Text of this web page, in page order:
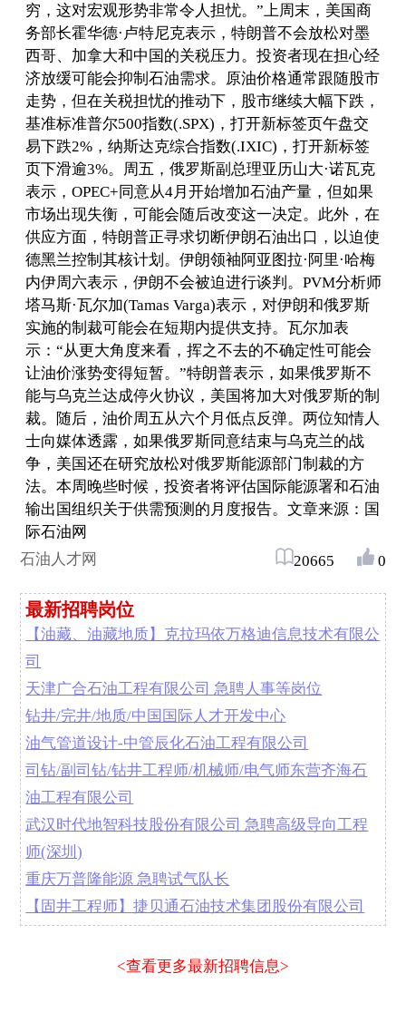
穷，这对宏观形势非常令人担忧。”上周末，美国商
务部长霍华德·卢特尼克表示，特朗普不会放松对墨
西哥、加拿大和中国的关税压力。投资者现在担心经
济放缓可能会抑制石油需求。原油价格通常跟随股市
走势，但在关税担忧的推动下，股市继续大幅下跌，
基准标准普尔500指数(.SPX)，打开新标签页午盘交
易下跌2%，纳斯达克综合指数(.IXIC)，打开新标签
页下滑逾3%。周五，俄罗斯副总理亚历山大·诺瓦克
表示，OPEC+同意从4月开始增加石油产量，但如果
市场出现失衡，可能会随后改变这一决定。此外，在
供应方面，特朗普正寻求切断伊朗石油出口，以迫使
德黑兰控制其核计划。伊朗领袖阿亚图拉·阿里·哈梅
内伊周六表示，伊朗不会被迫进行谈判。PVM分析师
塔马斯·瓦尔加(Tamas Varga)表示，对伊朗和俄罗斯
实施的制裁可能会在短期内提供支持。瓦尔加表
示：“从更大角度来看，挥之不去的不确定性可能会
让油价涨势变得短暂。”特朗普表示，如果俄罗斯不
能与乌克兰达成停火协议，美国将加大对俄罗斯的制
裁。随后，油价周五从六个月低点反弹。两位知情人
士向媒体透露，如果俄罗斯同意结束与乌克兰的战
争，美国还在研究放松对俄罗斯能源部门制裁的方
法。本周晚些时候，投资者将评估国际能源署和石油
输出国组织关于供需预测的月度报告。文章来源：国
际石油网
石油人才网
20665 0
最新招聘岗位
【油藏、油藏地质】克拉玛依万格迪信息技术有限公
司
天津广合石油工程有限公司 急聘人事等岗位
钻井/完井/地质/中国国际人才开发中心
油气管道设计-中管辰化石油工程有限公司
司钻/副司钻/钻井工程师/机械师/电气师东营齐海石
油工程有限公司
武汉时代地智科技股份有限公司 急聘高级导向工程
师(深圳)
重庆万普隆能源 急聘试气队长
【固井工程师】捷贝通石油技术集团股份有限公司
<查看更多最新招聘信息>